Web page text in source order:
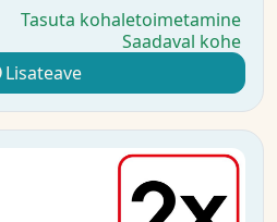
Tasuta kohaletoimetamine
Saadaval kohe
Lisateave